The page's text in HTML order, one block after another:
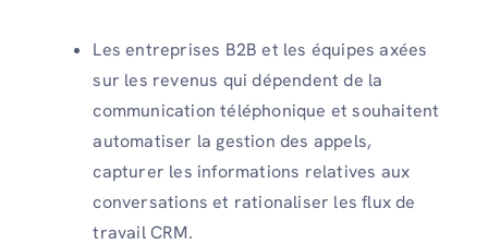
Les entreprises B2B et les équipes axées
sur les revenus qui dépendent de la
communication téléphonique et souhaitent
automatiser la gestion des appels,
capturer les informations relatives aux
conversations et rationaliser les flux de
travail CRM.